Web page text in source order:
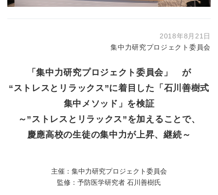
2018年8月21日
集中力研究プロジェクト委員会
「集中力研究プロジェクト委員会」 が
“ストレスとリラックス”に着目した「石川善樹式
集中メソッド」を検証
～”ストレスとリラックス”を加えることで、
慶應高校の生徒の集中力が上昇、継続～
主催：集中力研究プロジェクト委員会
監修：予防医学研究者 石川善樹氏